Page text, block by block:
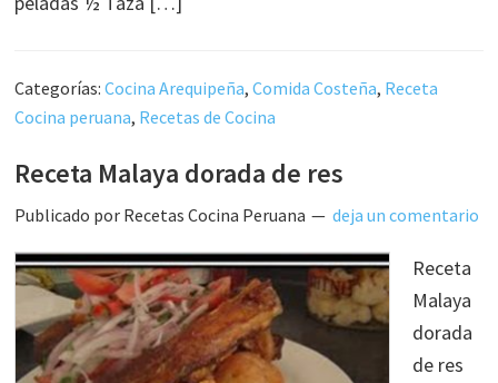
Categorías:Cocina Arequipeña,Comida Costeña, Receta
Cocina peruana, Recetas de Cocina
Receta Malaya dorada de res
Publicado por Recetas Cocina Peruana deja un comentario
Receta
Malaya
dorada
de res